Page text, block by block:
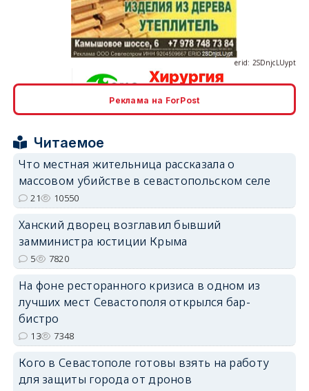
erid: 2SDnjcrDNw6
Реклама на ForPost
Читаемое
Что местная жительница рассказала о
массовом убийстве в севастопольском селе
21 10550
Ханский дворец возглавил бывший
замминистра юстиции Крыма
5 7820
На фоне ресторанного кризиса в одном из
лучших мест Севастополя открылся бар-
бистро
13 7348
Кого в Севастополе готовы взять на работу
для защиты города от дронов